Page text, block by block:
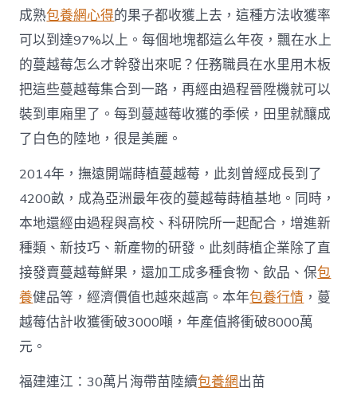
成熟包養網心得的果子都收獲上去，這種方法收獲率
可以到達97%以上。每個地塊都這么年夜，飄在水上
的蔓越莓怎么才幹發出來呢？任務職員在水里用木板
把這些蔓越莓集合到一路，再經由過程晉陞機就可以
裝到車廂里了。每到蔓越莓收獲的季候，田里就釀成
了白色的陸地，很是美麗。
2014年，撫遠開端蒔植蔓越莓，此刻曾經成長到了
4200畝，成為亞洲最年夜的蔓越莓蒔植基地。同時，
本地還經由過程與高校、科研院所一起配合，增進新
種類、新技巧、新產物的研發。此刻蒔植企業除了直
接發賣蔓越莓鮮果，還加工成多種食物、飲品、保包
養健品等，經濟價值也越來越高。本年包養行情 ，蔓
越莓估計收獲衝破3000噸，年產值將衝破8000萬
元。
福建連江：30萬片海帶苗陸續包養網出苗